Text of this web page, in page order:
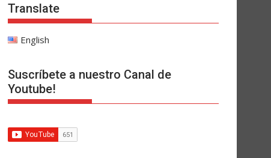
Translate
English
Suscríbete a nuestro Canal de
Youtube!